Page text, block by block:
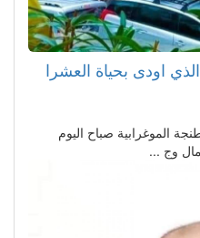
اودى بحياة العشرا
الموغرابية صباح اليوم
وج ...